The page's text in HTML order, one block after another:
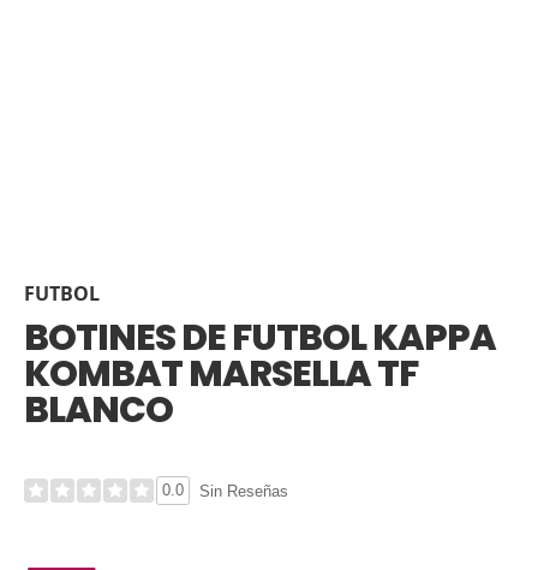
FUTBOL
BOTINES DE FUTBOL KAPPA
KOMBAT MARSELLA TF
BLANCO
0.0 Sin Reseñas